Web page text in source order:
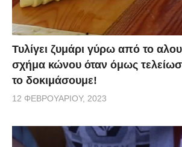
Τυλίγει ζυμάρι γύρω από το
σχήμα κώνου όταν όμως
το δοκιμάσουμε!
12 ΦΕΒΡΟΥΑΡΊΟΥ, 2023